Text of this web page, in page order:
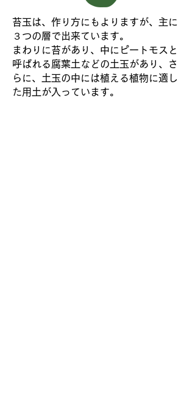
苔玉は、作り方にもよりますが、主に
３つの層で出来ています。
まわりに苔があり、中にピートモスと
呼ばれる腐葉土などの土玉があり、さ
らに、土玉の中には植える植物に適し
た用土が入っています。